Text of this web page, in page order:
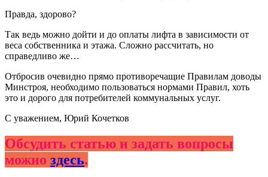
Правда, здорово?
Так ведь можно дойти и до оплаты лифта в зависимости от
веса собственника и этажа. Сложно рассчитать, но
справедливо же…
Отбросив очевидно прямо противоречащие Правилам доводы
Минстроя, необходимо пользоваться нормами Правил, хоть
это и дорого для потребителей коммунальных услуг.
С уважением, Юрий Кочетков
Обсудить статью и задать вопросы
можно здесь.